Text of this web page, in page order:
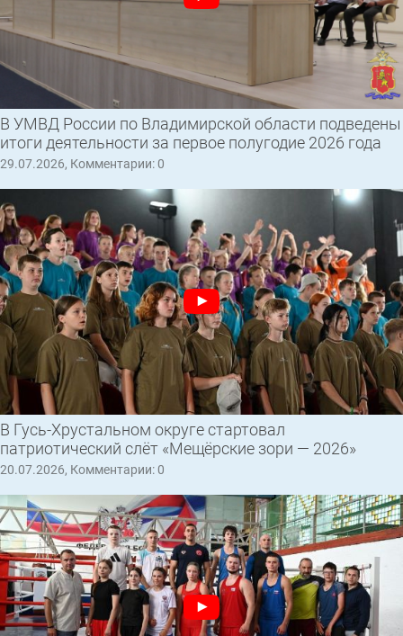
В УМВД России по Владимирской области подведены
итоги деятельности за первое полугодие 2026 года
29.07.2026, Комментарии: 0
В Гусь-Хрустальном округе стартовал
патриотический слёт «Мещёрские зори — 2026»
20.07.2026, Комментарии: 0